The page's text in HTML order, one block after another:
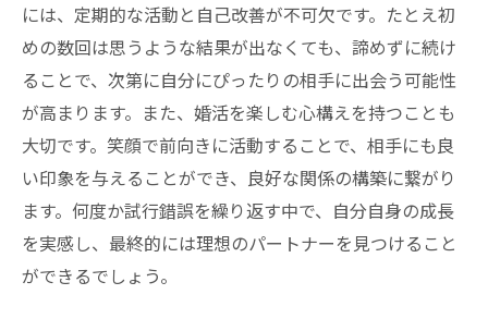
には、定期的な活動と自己改善が不可欠です。たとえ初
めの数回は思うような結果が出なくても、諦めずに続け
ることで、次第に自分にぴったりの相手に出会う可能性
が高まります。また、婚活を楽しむ心構えを持つことも
大切です。笑顔で前向きに活動することで、相手にも良
い印象を与えることができ、良好な関係の構築に繋がり
ます。何度か試行錯誤を繰り返す中で、自分自身の成長
を実感し、最終的には理想のパートナーを見つけること
ができるでしょう。